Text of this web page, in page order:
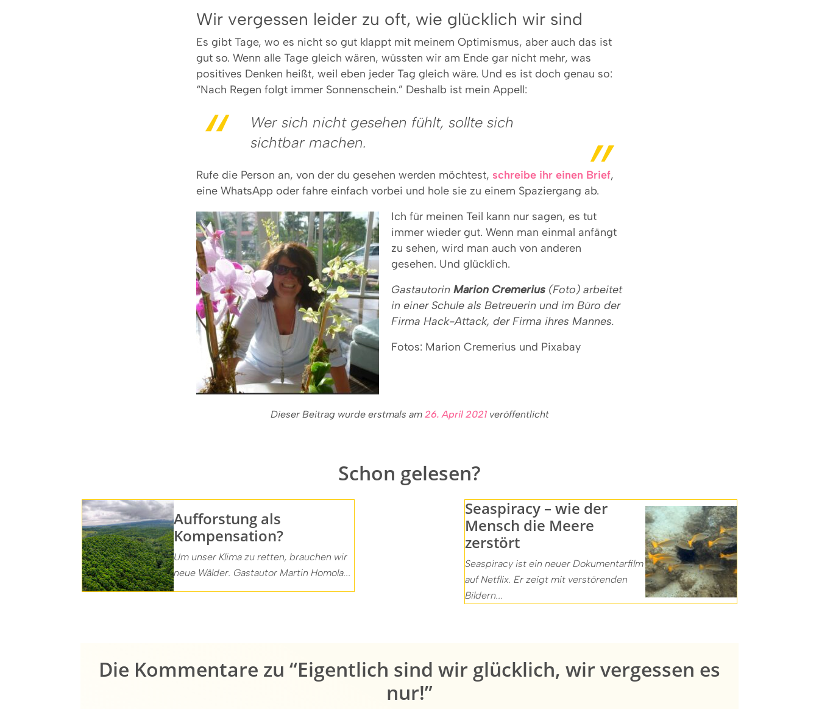
Wir vergessen leider zu oft, wie glücklich wir sind
Es gibt Tage, wo es nicht so gut klappt mit meinem Optimismus, aber auch das ist
gut so. Wenn alle Tage gleich wären, wüssten wir am Ende gar nicht mehr, was
positives Denken heißt, weil eben jeder Tag gleich wäre. Und es ist doch genau so:
“Nach Regen folgt immer Sonnenschein.” Deshalb ist mein Appell:
Wer sich nicht gesehen fühlt, sollte sich
sichtbar machen.
Rufe die Person an, von der du gesehen werden möchtest, schreibe ihr einen Brief,
eine WhatsApp oder fahre einfach vorbei und hole sie zu einem Spaziergang ab.
Ich für meinen Teil kann nur sagen, es tut
immer wieder gut. Wenn man einmal anfängt
zu sehen, wird man auch von anderen
gesehen. Und glücklich.
Gastautorin Marion Cremerius (Foto) arbeitet
in einer Schule als Betreuerin und im Büro der
Firma Hack-Attack, der Firma ihres Mannes.
Fotos: Marion Cremerius und Pixabay
Dieser Beitrag wurde erstmals am 26. April 2021veröffentlicht
Schon gelesen?
Aufforstung als
Kompensation?
Um unser Klima zu retten, brauchen wir
neue Wälder. Gastautor Martin Homola...
Seaspiracy – wie der
Mensch die Meere
zerstört
Seaspiracy ist ein neuer Dokumentarfilm
auf Netflix. Er zeigt mit verstörenden
Bildern...
Die Kommentare zu “Eigentlich sind wir glücklich, wir vergessen es
nur!”